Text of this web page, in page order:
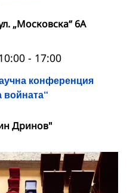
„Московска“ 6A
конференция
войната“
- 17:00
Дринов"